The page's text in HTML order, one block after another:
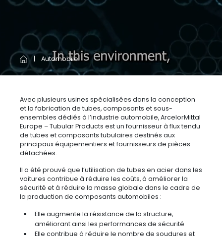
Automobile
Avec plusieurs usines spécialisées dans la conception
et la fabrication de tubes, composants et sous-
ensembles dédiés à l’industrie automobile, ArcelorMittal
Europe – Tubular Products est un fournisseur à flux tendu
de tubes et composants tubulaires destinés aux
principaux équipementiers et fournisseurs de pièces
détachées.
Il a été prouvé que l’utilisation de tubes en acier dans les
voitures contribue à réduire les coûts, à améliorer la
sécurité et à réduire la masse globale dans le cadre de
la production de composants automobiles :
Elle augmente la résistance de la structure,
améliorant ainsi les performances de sécurité
Elle contribue à réduire le nombre de soudures et